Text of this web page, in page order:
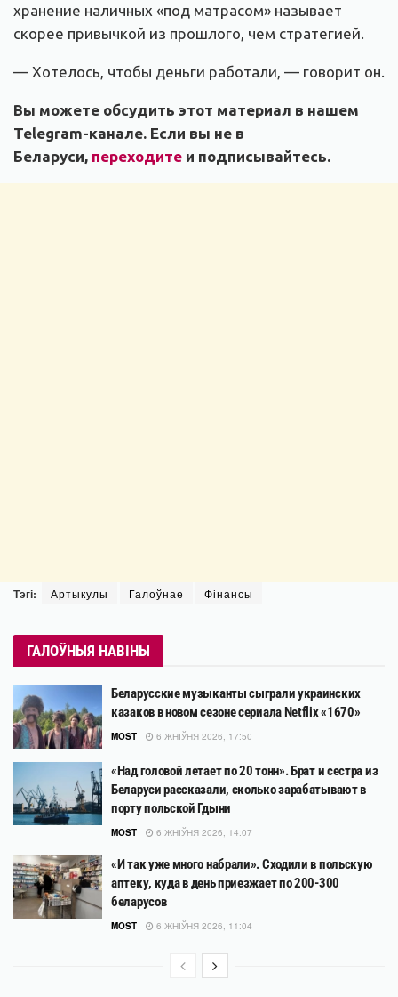
хранение наличных «под матрасом» называет
скорее привычкой из прошлого, чем стратегией.
— Хотелось, чтобы деньги работали, — говорит он.
Вы можете обсудить этот материал в нашем
Telegram-канале. Если вы не в
Беларуси, переходите и подписывайтесь.
Тэгі: Артыкулы Галоўнае Фінансы
ГАЛОЎНЫЯ НАВІНЫ
Беларусские музыканты сыграли украинских
казаков в новом сезоне сериала Netflix «1670»
MOST 6 ЖНІЎНЯ 2026, 17:50
«Над головой летает по 20 тонн». Брат и сестра из
Беларуси рассказали, сколько зарабатывают в
порту польской Гдыни
MOST 6 ЖНІЎНЯ 2026, 14:07
«И так уже много набрали». Сходили в польскую
аптеку, куда в день приезжает по 200-300
беларусов
MOST 6 ЖНІЎНЯ 2026, 11:04